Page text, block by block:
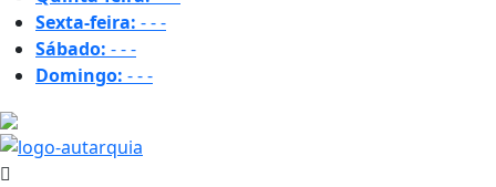
Sexta-feira: ---
Sábado: ---
Domingo: ---